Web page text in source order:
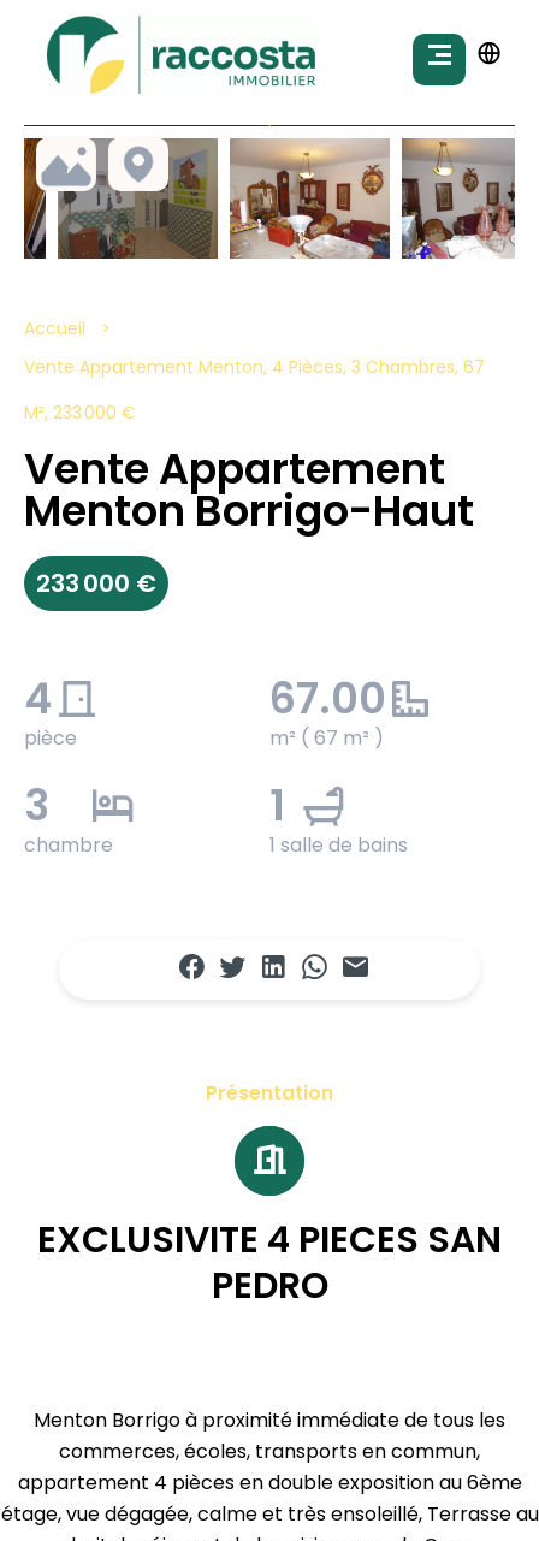
Accueil
Vente Appartement Menton, 4 Pièces, 3 Chambres, 67
M², 233 000 €
Vente Appartement
Menton Borrigo-Haut
233 000 €
4
pièce
67.00
m² ( 67 m² )
3
chambre
1
1 salle de bains
Présentation
EXCLUSIVITE 4 PIECES SAN
PEDRO
Menton Borrigo à proximité immédiate de tous les
commerces, écoles, transports en commun,
appartement 4 pièces en double exposition au 6ème
étage, vue dégagée, calme et très ensoleillé, Terrasse au